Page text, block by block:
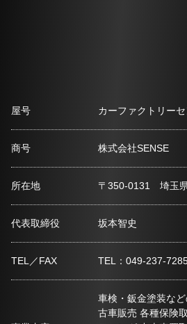
屋号 カーファクトリーセ
商号 株式会社SENSE
所在地 〒350-0131 埼玉
代表取締役 坂本智史
TEL／FAX TEL：049-237-
車検・鈑金塗装な
古車販売 各種保険